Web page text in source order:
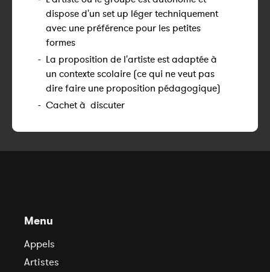
dispose d'un set up léger techniquement
avec une préférence pour les petites
formes
- La proposition de l'artiste est adaptée à
un contexte scolaire (ce qui ne veut pas
dire faire une proposition pédagogique)
- Cachet à discuter
Menu
Appels
Artistes